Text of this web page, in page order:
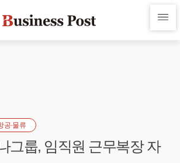
공·물류
그룹, 임직원 근무복장 자